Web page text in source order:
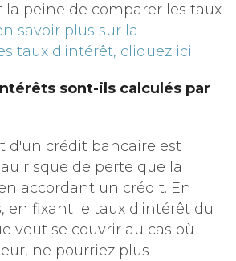
la peine de comparer les taux
savoir plus sur la
taux d'intérêt, cliquez ici.
sont-ils calculés par
d'un crédit bancaire est
risque de perte que la
accordant un crédit. En
en fixant le taux d'intérêt du
veut se couvrir au cas où
ne pourriez plus